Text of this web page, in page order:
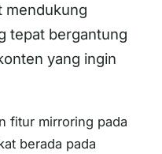
mendukung
tepat bergantung
yang ingin
fitur mirroring pada
berada pada